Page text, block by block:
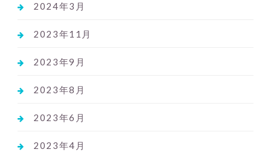
2024年3月
2023年11月
2023年9月
2023年8月
2023年6月
2023年4月